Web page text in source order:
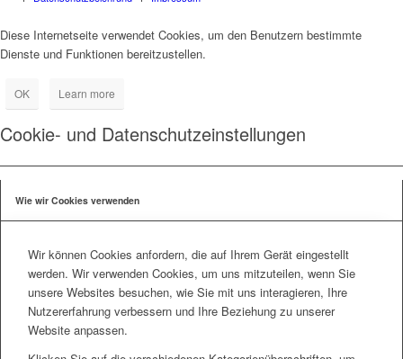
Diese Internetseite verwendet Cookies, um den Benutzern bestimmte
Dienste und Funktionen bereitzustellen.
OK Learn more
Cookie- und Datenschutzeinstellungen
Wie wir Cookies verwenden
Wir können Cookies anfordern, die auf Ihrem Gerät eingestellt
werden. Wir verwenden Cookies, um uns mitzuteilen, wenn Sie
unsere Websites besuchen, wie Sie mit uns interagieren, Ihre
Nutzererfahrung verbessern und Ihre Beziehung zu unserer
Website anpassen.